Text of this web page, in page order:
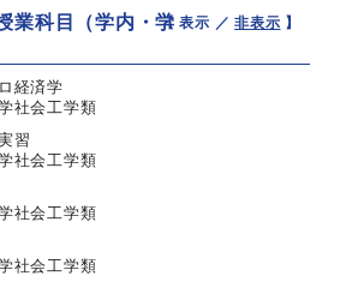
業科目（学内・学【 表示 ／非表示 】
経済学
社会工学類
習
社会工学類
社会工学類
社会工学類